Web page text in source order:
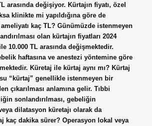
arasında değişiyor. Kürtajın fiyatı, özel
klinikte mi yapıldığına göre de
kaç TL? Günümüzde istenmeyen
olan kürtajın fiyatları 2024
10.000 TL arasında değişmektedir.
haftasına ve anestezi yöntemine göre
Küretaj ile kürtaj aynı mı? Kürtaj
“kürtaj” genellikle istenmeyen bir
çıkarılması anlamına gelir. Tıbbi
sonlandırılması, gebeliğin
dilatasyon küretajı olarak da
kaç dakika sürer? Operasyon lokal veya